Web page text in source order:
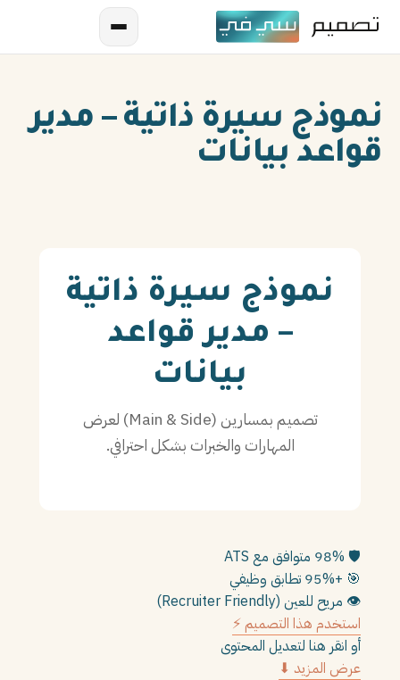
ES
FR
IN
PT
نموذج سيرة ذاتية – مدير
قواعد بيانات
نموذج سيرة ذاتية
– مدير قواعد
بيانات
تصميم بمسارين (Main & Side) لعرض
المهارات والخبرات بشكل احترافي.
🛡️
🎯 +95% تطابق وظيفي
👁️ مريح للعين (Recruiter Friendly)
استخدم هذا التصميم ⚡
أو انقر هنا لتعديل المحتوى
عرض المزيد ⬇